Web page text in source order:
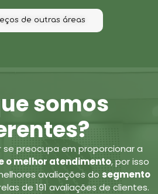
de outras áreas
somos
se preocupa em proporcionar a
o melhor atendimento, por isso
avaliações do segmento
de 191 avaliações de clientes.